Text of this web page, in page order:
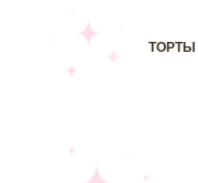
ТОРТЫ